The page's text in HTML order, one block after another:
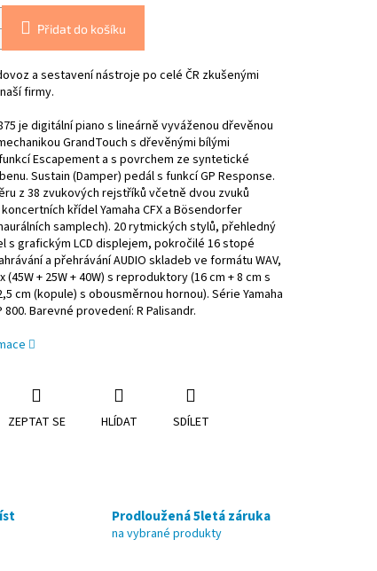
Přidat do košíku
a sestavení nástroje po celé ČR zkušenými
firmy.
je digitální piano s lineárně vyváženou dřevěnou
GrandTouch s dřevěnými bílými
Escapement a s povrchem ze syntetické
Sustain (Damper) pedál s funkcí GP Response.
z 38 zvukových rejstříků včetně dvou zvuků
křídel Yamaha CFX a Bösendorfer
samplech). 20 rytmických stylů, přehledný
s grafickým LCD displejem, pokročilé 16 stopé
a přehrávání AUDIO skladeb ve formátu WAV,
(45W + 25W + 40W) s reproduktory (16 cm + 8 cm s
cm (kopule) s obousměrnou hornou). Série Yamaha
800. Barevné provedení: R Palisandr.
ZEPTAT SE HLÍDAT SDÍLET
Prodloužená 5letá záruka
na vybrané produkty